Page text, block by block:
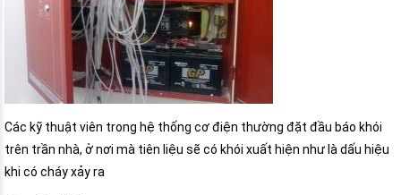
Các kỹ thuật viên trong hệ thống cơ điện thường đặt đầu báo khói
trên trần nhà, ở nơi mà tiên liệu sẽ có khói xuất hiện như là dấu hiệu
khi có cháy xảy ra